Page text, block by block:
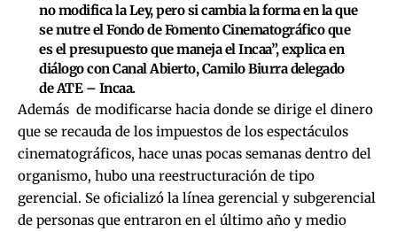
no modifica la Ley, pero si cambia la forma en la que
se nutre el Fondo de Fomento Cinematográfico que
es el presupuesto que maneja el Incaa”, explica en
diálogo con Canal Abierto, Camilo Biurra delegado
de ATE – Incaa.
Además de modificarse hacia donde se dirige el dinero
que se recauda de los impuestos de los espectáculos
cinematográficos, hace unas pocas semanas dentro del
organismo, hubo una reestructuración de tipo
gerencial. Se oficializó la línea gerencial y subgerencial
de personas que entraron en el último año y medio